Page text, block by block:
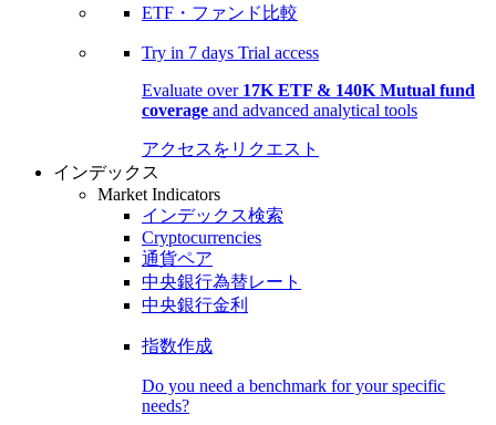
ETF・ファンド比較
Try in 7 days Trial access
Evaluate over 17K ETF & 140K Mutual fund
coverage and advanced analytical tools
アクセスをリクエスト
インデックス
Market Indicators
インデックス検索
Cryptocurrencies
通貨ペア
中央銀行為替レート
中央銀行金利
指数作成
Do you need a benchmark for your specific
needs?